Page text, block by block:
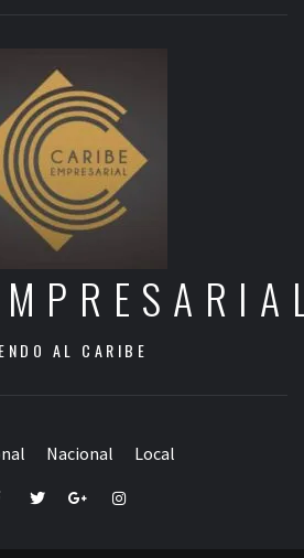
AL CARIBE
Nacional Local
TwitterGoogle+Instagram